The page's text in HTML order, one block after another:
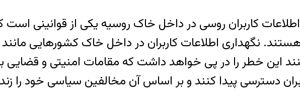
کاربران روسی در داخل خاک روسیه یکی از قوانینی
نگهداری اطلاعات کاربران در داخل خاک کشورهایی
این خطر را در پی خواهد داشت که مقامات امنیتی و قضایی
دسترسی پیدا کنند و بر اساس آن مخالفین سیاسی خود را